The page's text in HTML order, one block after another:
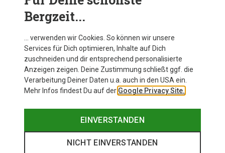
TOPOGRAFISCHE KARTEN
Bergzeit...
… verwenden wir Cookies. So können wir unsere
Services für Dich optimieren, Inhalte auf Dich
zuschneiden und dir entsprechend personalisierte
Anzeigen zeigen. Deine Zustimmung schließt ggf. die
Verarbeitung Deiner Daten u.a. auch in den USA ein.
Mehr Infos findest Du auf der Google Privacy Site.
EINVERSTANDEN
NICHT EINVERSTANDEN